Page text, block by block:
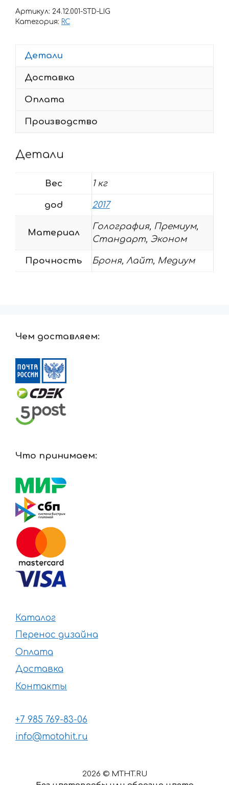
KTM
Артикул: 24.12.001-STD-LIG
Категория: RC
Детали
Доставка
Оплата
Производство
Детали
Вес 1 кг
god 2017
Материал
Голография, Премиум,
Стандарт, Эконом
Прочность Броня, Лайт, Медиум
Чем доставляем:
Что принимаем:
Каталог
Перенос дизайна
Оплата
Доставка
Контакты
+7 985 769-83-06
info@motohit.ru
2026 © MTHT.RU